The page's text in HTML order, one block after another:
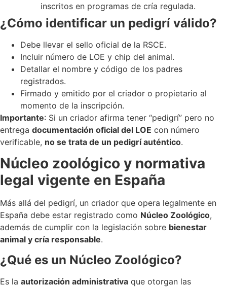
inscritos en programas de cría regulada.
¿Cómo identificar un pedigrí válido?
Debe llevar el sello oficial de la RSCE.
Incluir número de LOE y chip del animal.
Detallar el nombre y código de los padres
registrados.
Firmado y emitido por el criador o propietario al
momento de la inscripción.
Importante: Si un criador afirma tener “pedigrí” pero no
entrega documentación oficial del LOE con número
verificable, no se trata de un pedigrí auténtico.
Núcleo zoológico y normativa
legal vigente en España
Más allá del pedigrí, un criador que opera legalmente en
España debe estar registrado como Núcleo Zoológico,
además de cumplir con la legislación sobre bienestar
animal y cría responsable.
¿Qué es un Núcleo Zoológico?
Es la autorización administrativa que otorgan las